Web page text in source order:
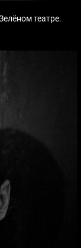
театре.